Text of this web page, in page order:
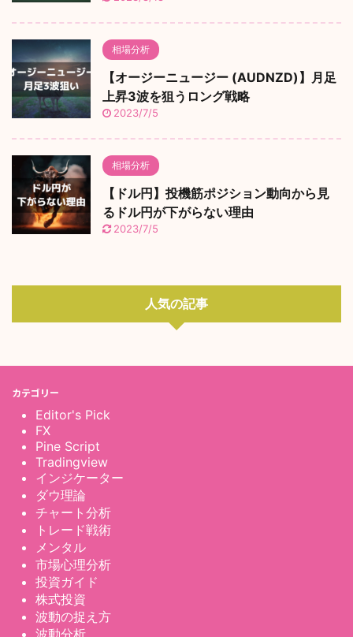
相場分析
【オージーニュージー (AUDNZD)】月足
上昇3波を狙うロング戦略
2023/7/5
相場分析
【ドル円】投機筋ポジション動向から見
るドル円が下がらない理由
2023/7/5
人気の記事
カテゴリー
Editor's Pick
FX
Pine Script
Tradingview
インジケーター
ダウ理論
チャート分析
トレード戦術
メンタル
市場心理分析
投資ガイド
株式投資
波動の捉え方